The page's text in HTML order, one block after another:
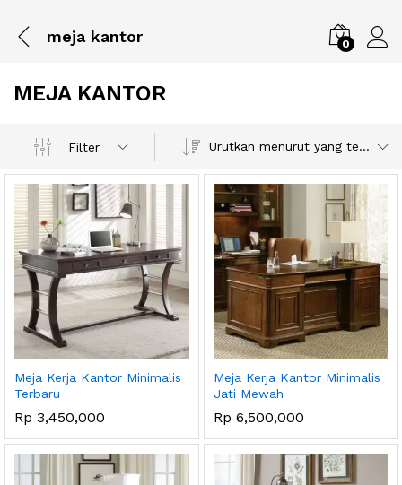
meja kantor 0
MEJA KANTOR
Filter Urutkan menurut yang terbaru
Meja Kerja Kantor Minimalis
Terbaru
Rp 3,450,000
Meja Kerja Kantor Minimalis
Jati Mewah
Rp 6,500,000